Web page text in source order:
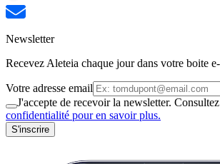
Newsletter
Recevez Aleteia chaque jour dans votre boite
Votre adresse email
J'accepte de recevoir la newsletter.
confidentialité pour en savoir plus.
S'inscrire